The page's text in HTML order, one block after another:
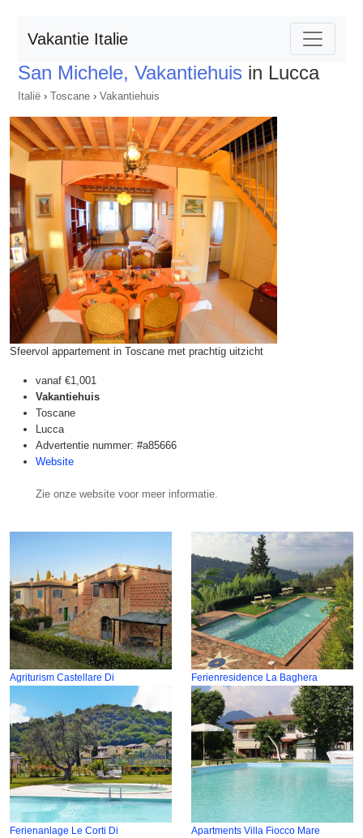
Vakantie Italie
San Michele, Vakantiehuis in Lucca
Italië › Toscane › Vakantiehuis
Sfeervol appartement in Toscane met prachtig uitzicht
vanaf €1,001
Vakantiehuis
Toscane
Lucca
Advertentie nummer: #a85666
Website
Zie onze website voor meer informatie.
Agriturism Castellare Di Ferienresidence La Baghera
Ferienanlage Le Corti Di Apartments Villa Fiocco Mare